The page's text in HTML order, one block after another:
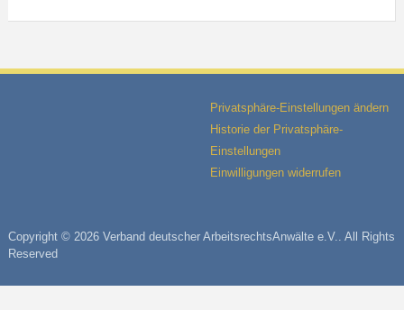
Privatsphäre-Einstellungen ändern
Historie der Privatsphäre-
Einstellungen
Einwilligungen widerrufen
Copyright © 2026 Verband deutscher ArbeitsrechtsAnwälte e.V.. All Rights
Reserved